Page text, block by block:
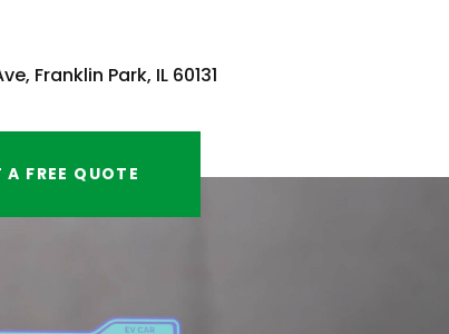
Franklin Park, IL 60131
A FREE QUOTE